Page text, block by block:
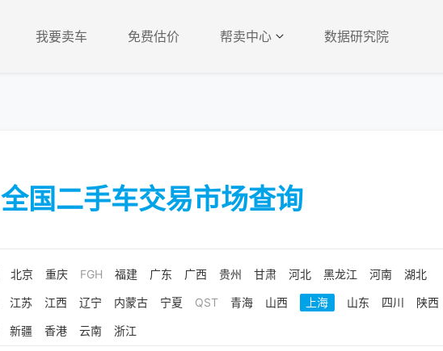
我要卖车 免费估价 帮卖中心 数据研究院
全国二手车交易市场查询
北京 重庆 FGH 福建 广东 广西 贵州 甘肃 河北 黑龙江 河南 湖北
江苏 江西 辽宁 内蒙古 宁夏 QST 青海 山西 上海 山东 四川 陕西
新疆 香港 云南 浙江